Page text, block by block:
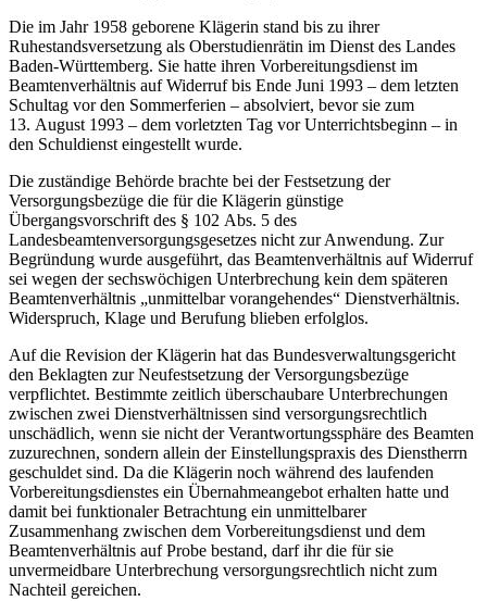
Die im Jahr 1958 geborene Klägerin stand bis zu ihrer
Ruhestandsversetzung als Oberstudienrätin im Dienst des Landes
Baden-Württemberg. Sie hatte ihren Vorbereitungsdienst im
Beamtenverhältnis auf Widerruf bis Ende Juni 1993 – dem letzten
Schultag vor den Sommerferien – absolviert, bevor sie zum
13. August 1993 – dem vorletzten Tag vor Unterrichtsbeginn – in
den Schuldienst eingestellt wurde.
Die zuständige Behörde brachte bei der Festsetzung der
Versorgungsbezüge die für die Klägerin günstige
Übergangsvorschrift des § 102 Abs. 5 des
Landesbeamtenversorgungsgesetzes nicht zur Anwendung. Zur
Begründung wurde ausgeführt, das Beamtenverhältnis auf Widerruf
sei wegen der sechswöchigen Unterbrechung kein dem späteren
Beamtenverhältnis „unmittelbar vorangehendes“ Dienstverhältnis.
Widerspruch, Klage und Berufung blieben erfolglos.
Auf die Revision der Klägerin hat das Bundesverwaltungsgericht
den Beklagten zur Neufestsetzung der Versorgungsbezüge
verpflichtet. Bestimmte zeitlich überschaubare Unterbrechungen
zwischen zwei Dienstverhältnissen sind versorgungsrechtlich
unschädlich, wenn sie nicht der Verantwortungssphäre des Beamten
zuzurechnen, sondern allein der Einstellungspraxis des Dienstherrn
geschuldet sind. Da die Klägerin noch während des laufenden
Vorbereitungsdienstes ein Übernahmeangebot erhalten hatte und
damit bei funktionaler Betrachtung ein unmittelbarer
Zusammenhang zwischen dem Vorbereitungsdienst und dem
Beamtenverhältnis auf Probe bestand, darf ihr die für sie
unvermeidbare Unterbrechung versorgungsrechtlich nicht zum
Nachteil gereichen.